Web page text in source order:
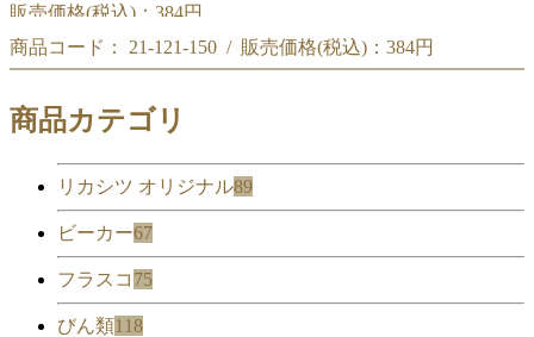
販売価格(税込)： 384円
コルク栓 NO.14
商品コード： 21-121-150 / 販売価格(税込)： 384円
(42x39xH30)
商品カテゴリ
リカシツ オリジナル89
ビーカー67
フラスコ 75
びん類118